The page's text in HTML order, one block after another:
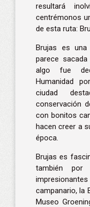
resultará
centrémonos
de esta ruta:
Brujas es una
parece
algo fue
Humanidad
ciudad
conservación
con bonitos
hacen creer a
época.
Brujas es
también
campanario, la
Museo